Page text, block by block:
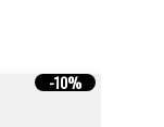
-10%